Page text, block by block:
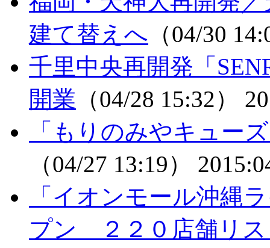
建て替えへ （04/30
千里中央再開発「
開業 （04/28 15:32）
「もりのみやキュー
（04/27 13:19）
「イオンモール沖縄
プン ２２０店舗リ